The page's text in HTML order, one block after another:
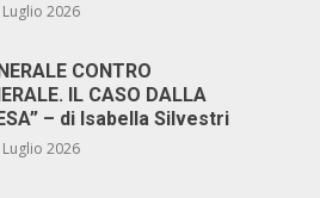
2026
CONTRO
IL CASO DALLA
– di Isabella Silvestri
Luglio 2026